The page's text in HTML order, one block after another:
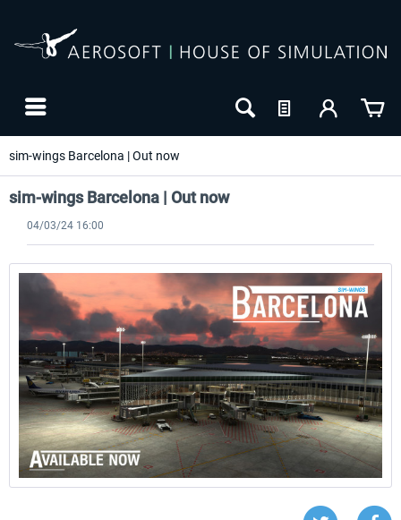
sim-wings Barcelona | Out now
sim-wings Barcelona | Out now
04/03/24 16:00